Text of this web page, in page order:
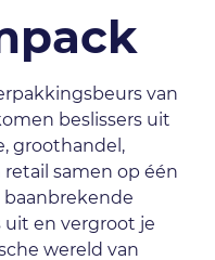
van
beslissers uit
groothandel,
samen op één
uit en vergroot je
wereld van